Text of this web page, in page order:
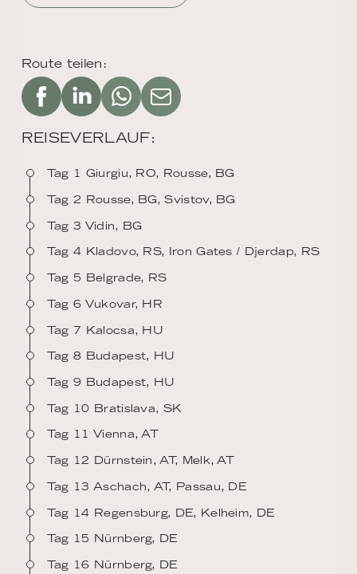
Route teilen:
REISEVERLAUF:
Tag 1 Giurgiu, RO, Rousse, BG
Tag 2 Rousse, BG, Svistov, BG
Tag 3 Vidin, BG
Tag 4 Kladovo, RS, Iron Gates / Djerdap, RS
Tag 5 Belgrade, RS
Tag 6 Vukovar, HR
Tag 7 Kalocsa, HU
Tag 8 Budapest, HU
Tag 9 Budapest, HU
Tag 10 Bratislava, SK
Tag 11 Vienna, AT
Tag 12 Dürnstein, AT, Melk, AT
Tag 13 Aschach, AT, Passau, DE
Tag 14 Regensburg, DE, Kelheim, DE
Tag 15 Nürnberg, DE
Tag 16 Nürnberg, DE